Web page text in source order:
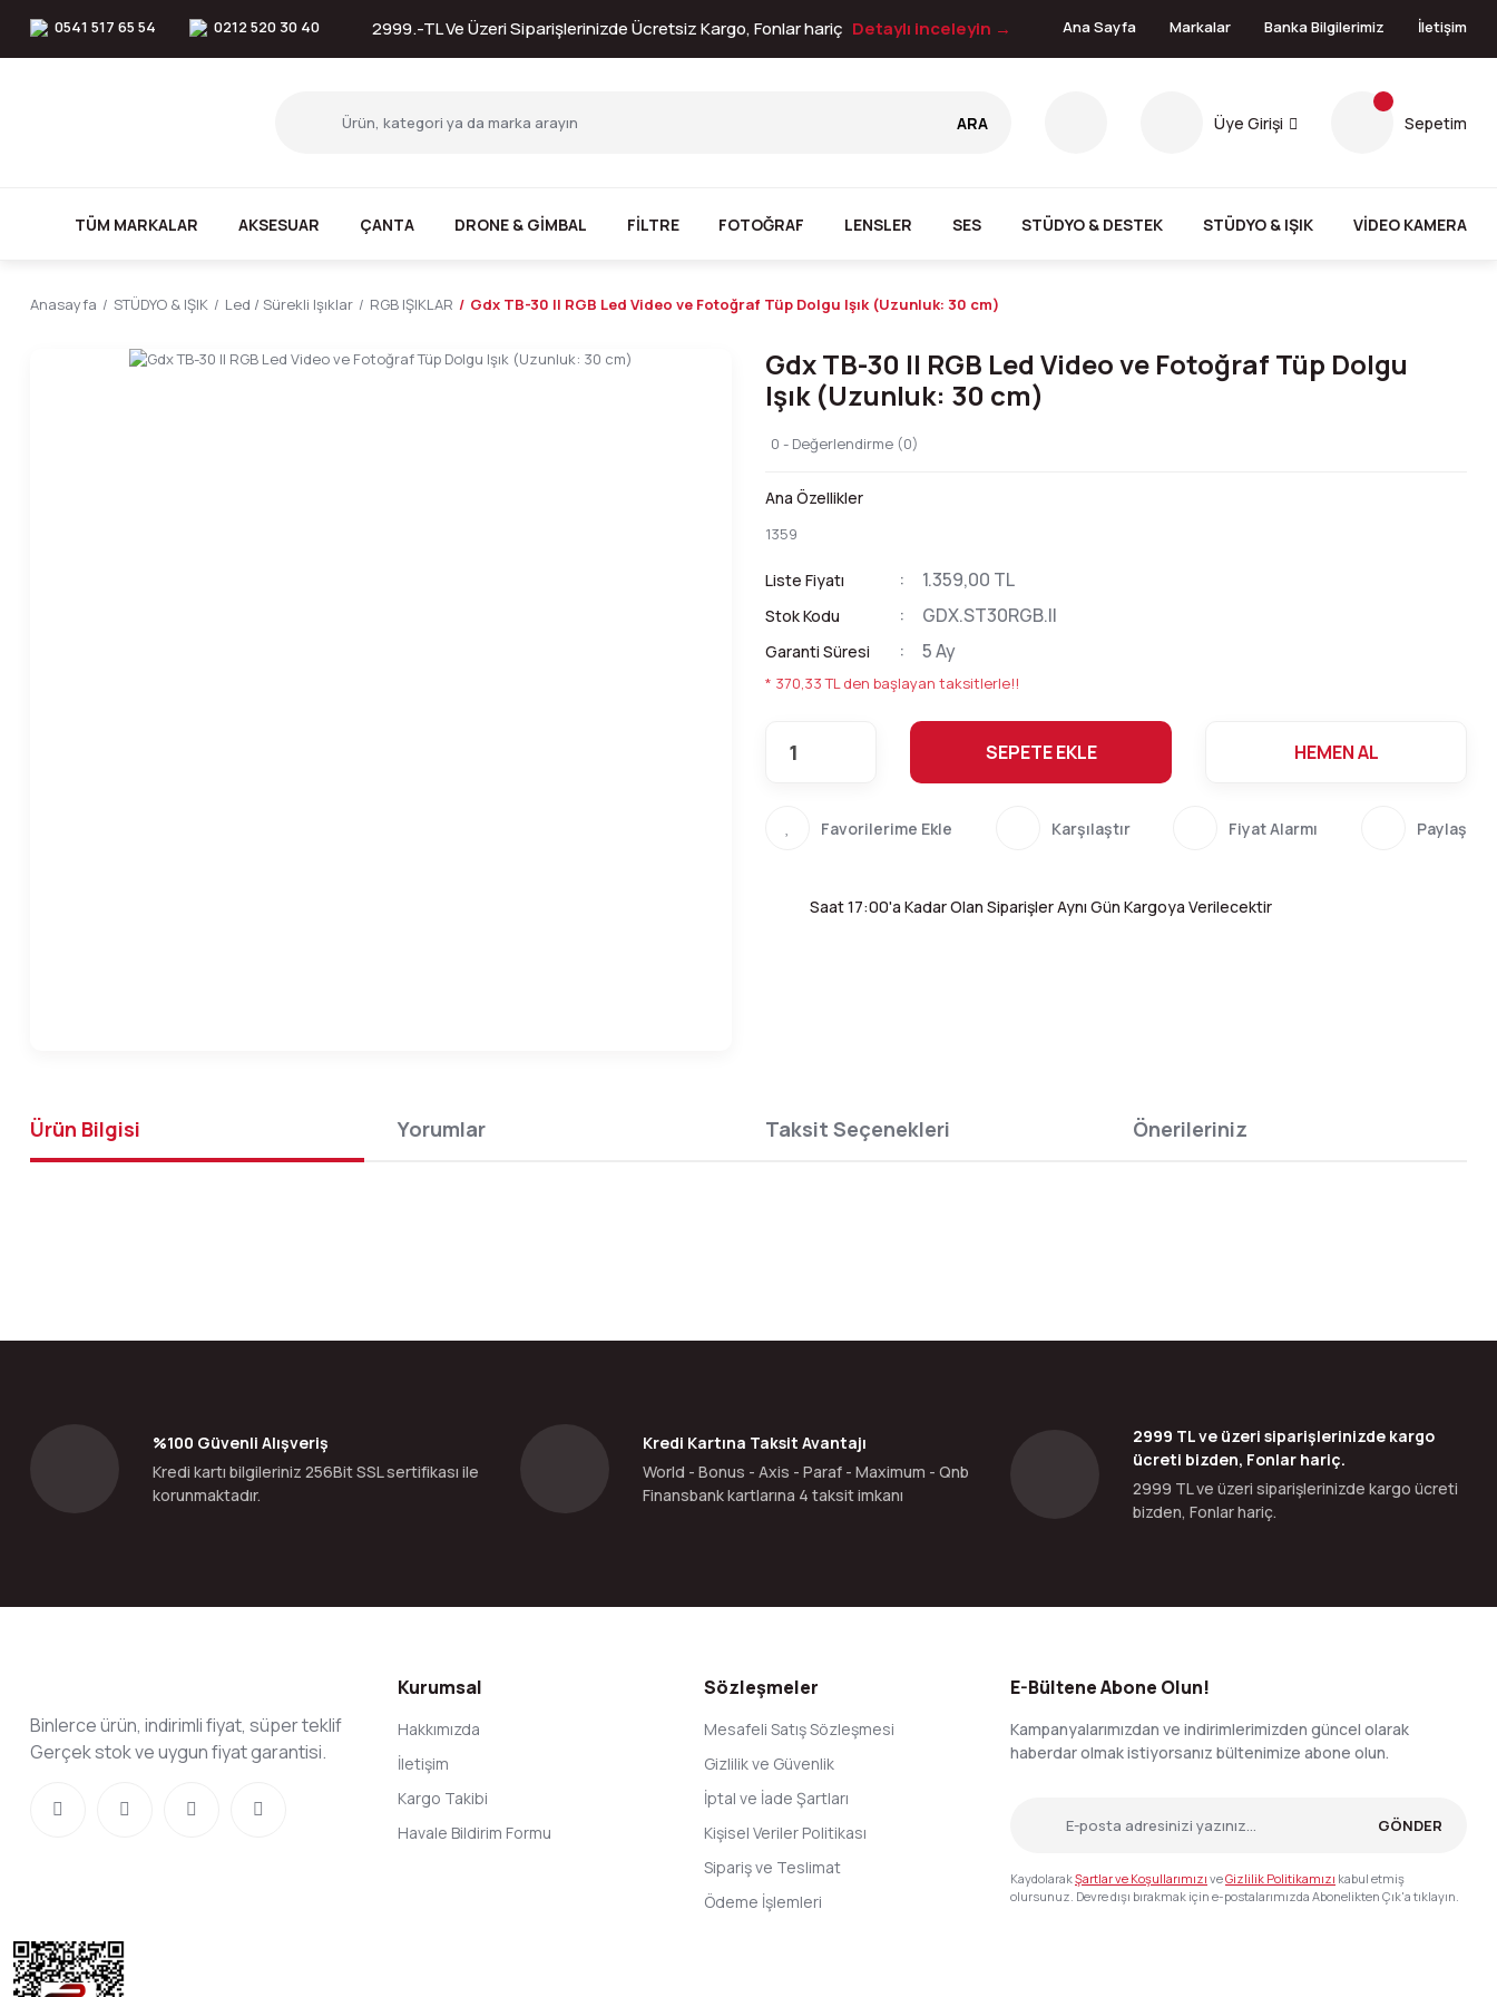
0541 517 65 54 0212 520 30 40 2999.-TL Ve Üzeri Siparişlerinizde Ücretsiz Kargo, Fonlar hariç Detaylı inceleyin → Ana Sayfa Markalar Banka Bilgilerimiz İletişim
ARA Üye Girişi Sepetim
TÜM MARKALAR AKSESUAR ÇANTA DRONE & GİMBAL FİLTRE FOTOĞRAF LENSLER SES STÜDYO & DESTEK STÜDYO & IŞIK VİDEO KAMERA
Anasayfa STÜDYO & IŞIK Led / Sürekli Işıklar RGB IŞIKLAR Gdx TB-30 II RGB Led Video ve Fotoğraf Tüp Dolgu Işık (Uzunluk: 30 cm)
Gdx TB-30 II RGB Led Video ve Fotoğraf Tüp Dolgu
Işık (Uzunluk: 30 cm)
0 - Değerlendirme (0)
Ana Özellikler
1359
Liste Fiyatı 1.359,00 TL
Stok Kodu GDX.ST30RGB.II
Garanti Süresi 5 Ay
* 370,33 TL den başlayan taksitlerle!!
SEPETE EKLE HEMEN AL
Karşılaştır Fiyat Alarmı Paylaş
Saat 17:00'a Kadar Olan Siparişler Aynı Gün Kargoya Verilecektir
Ürün Bilgisi Yorumlar Taksit Seçenekleri Önerileriniz
Ürün fiyatı diğer sitelerden daha pahalı.
Bu ürüne benzer farklı alternatifler olmalı.
%100 Güvenli Alışveriş
Kredi kartı bilgileriniz 256Bit SSL sertifikası ile
korunmaktadır.
Kredi Kartına Taksit Avantajı
World - Bonus - Axis - Paraf - Maximum - Qnb
Finansbank kartlarına 4 taksit imkanı
2999 TL ve üzeri siparişlerinizde kargo
ücreti bizden, Fonlar hariç.
2999 TL ve üzeri siparişlerinizde kargo ücreti
bizden, Fonlar hariç.
Binlerce ürün, indirimli fiyat, süper teklif
Gerçek stok ve uygun fiyat garantisi.
Kurumsal
Hakkımızda
İletişim
Kargo Takibi
Havale Bildirim Formu
Sözleşmeler
Mesafeli Satış Sözleşmesi
Gizlilik ve Güvenlik
İptal ve İade Şartları
Kişisel Veriler Politikası
Sipariş ve Teslimat
Ödeme İşlemleri
E-Bültene Abone Olun!
Kampanyalarımızdan ve indirimlerimizden güncel olarak
haberdar olmak istiyorsanız bültenimize abone olun.
GÖNDER
KaydolarakŞartlar ve Koşullarımızı veGizlilik Politikamızı kabul etmiş
olursunuz. Devre dışı bırakmak için e-postalarımızda Abonelikten Çık'a tıklayın.